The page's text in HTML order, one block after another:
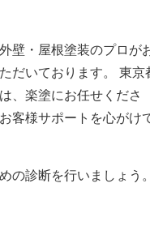
壁・屋根塗装のプロが
だいております。 東京
、楽塗にお任せくださ
客様サポートを心がけ
の診断を行いましょう